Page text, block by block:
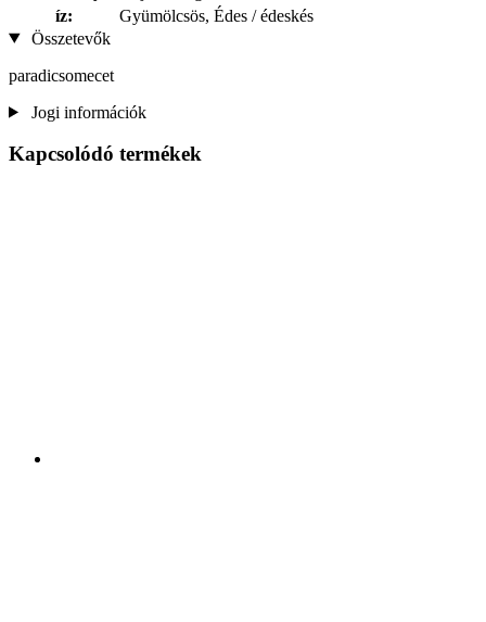
íz:
Gyümölcsös, Édes / édeskés
Összetevők
paradicsomecet
Jogi információk
Kapcsolódó termékek